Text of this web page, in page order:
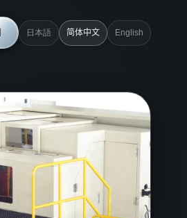
日本語 简体中文 English